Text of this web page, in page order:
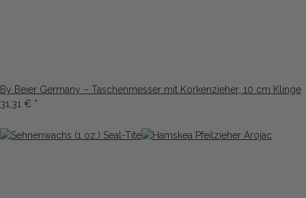
By Beier Germany – Taschenmesser mit Korkenzieher, 10 cm Klinge
31,31 € *